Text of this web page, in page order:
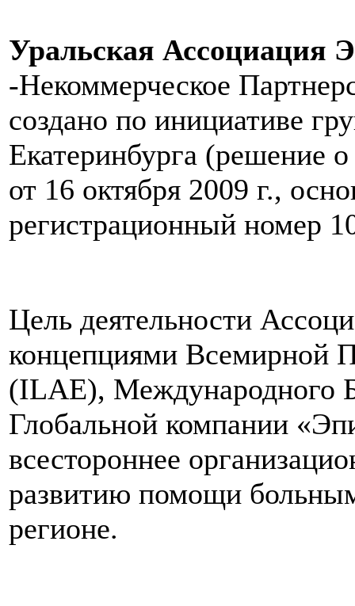
Уральская Ассоциация
-Некоммерческое
создано по инициативе
Екатеринбурга (решение
от 16 октября 2009 г.,
регистрационный номер
Цель деятельности
концепциями Всемирной
(ILAE), Международного
Глобальной компании
всестороннее
развитию помощи
регионе.